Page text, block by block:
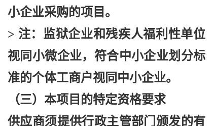
小企业采购的项目。
> 注：监狱企业和残疾人福利性单位
视同小微企业，符合中小企业划分标
准的个体工商户视同中小企业。
（三）本项目的特定资格要求
供应商须提供行政主管部门颁发的有